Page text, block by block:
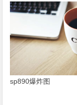
sp890爆炸图